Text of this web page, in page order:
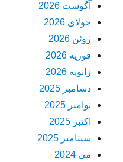
آگوست 2026
جولای 2026
ژوئن 2026
فوریه 2026
ژانویه 2026
دسامبر 2025
نوامبر 2025
اکتبر 2025
سپتامبر 2025
می 2024